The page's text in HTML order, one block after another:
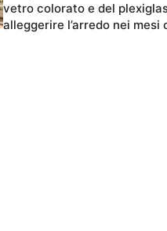
vetro colorato e del
alleggerire l’arredo nei mesi